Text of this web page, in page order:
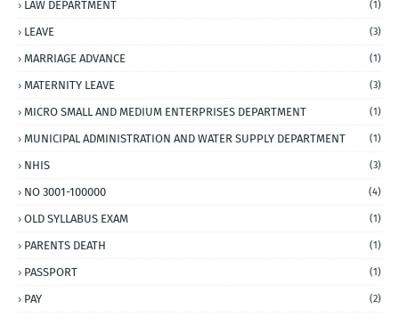
LAW DEPARTMENT (1)
LEAVE (3)
MARRIAGE ADVANCE (1)
MATERNITY LEAVE (3)
MICRO SMALL AND MEDIUM ENTERPRISES DEPARTMENT (1)
MUNICIPAL ADMINISTRATION AND WATER SUPPLY DEPARTMENT (1)
NHIS (3)
NO 3001-100000 (4)
OLD SYLLABUS EXAM (1)
PARENTS DEATH (1)
PASSPORT (1)
PAY (2)